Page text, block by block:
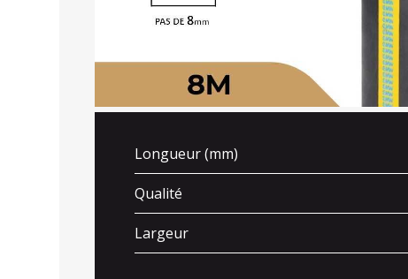
Longueur (mm)
Qualité
Largeur